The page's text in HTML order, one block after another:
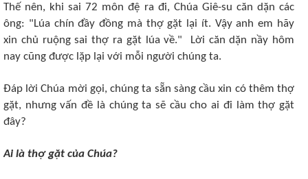
Thế nên, khi sai 72 môn đệ ra đi, Chúa Giê-su căn dặn các
ông: "Lúa chín đầy đồng mà thợ gặt lại ít. Vậy anh em hãy
xin chủ ruộng sai thợ ra gặt lúa về." Lời căn dặn nầy hôm
nay cũng được lặp lại với mỗi người chúng ta.
Đáp lời Chúa mời gọi, chúng ta sẵn sàng cầu xin có thêm thợ
gặt, nhưng vấn đề là chúng ta sẽ cầu cho ai đi làm thợ gặt
đây?
Ai là thợ gặt của Chúa?